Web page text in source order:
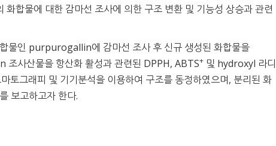
합물에 대한 감마선 조사에 의한 구조 변환 및 기능성 상승과 관련
물인 purpurogallin에 감마선 조사 후 신규 생성된 화합물을
사산물을 항산화 활성과 관련된 DPPH, ABTS+ 및 hydroxyl 라디
토그래피 및 기기분석을 이용하여 구조를 동정하였으며, 분리된 화
보고하고자 한다.